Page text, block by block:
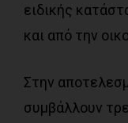
ειδικής
και από την
Στην
συμβάλλουν